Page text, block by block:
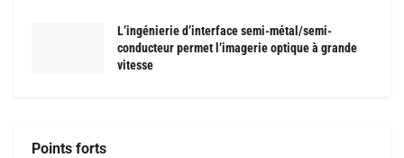
L’ingénierie d’interface semi-métal/semi-
conducteur permet l’imagerie optique à grande
vitesse
Points forts